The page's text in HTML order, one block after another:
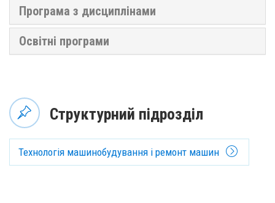
Програма з дисциплінами
Освітні програми
Структурний підрозділ
Технологія машинобудування і ремонт машин